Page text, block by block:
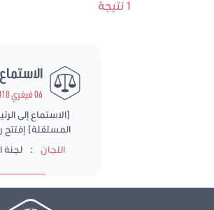
1 نتيجة
الاستماع إلى
06 فيفري 2018
المستقلة] إفتتح
اللجان
: لجنة